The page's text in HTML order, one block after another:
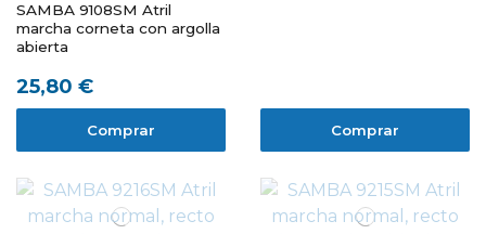
SAMBA 9108SM Atril
marcha corneta con argolla
abierta
25,80 €
Comprar Comprar